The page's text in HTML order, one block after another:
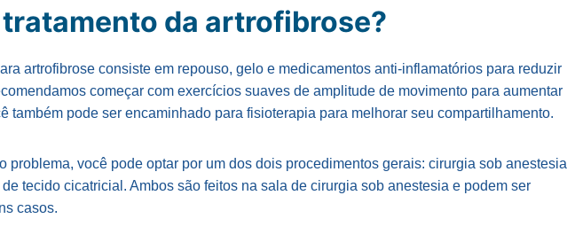
tratamento da artrofibrose?
artrofibrose consiste em repouso, gelo e medicamentos anti-inflamatórios para reduzir
começar com exercícios suaves de amplitude de movimento para aumentar
também pode ser encaminhado para fisioterapia para melhorar seu compartilhamento.
problema, você pode optar por um dos dois procedimentos gerais: cirurgia sob anestesia
tecido cicatricial. Ambos são feitos na sala de cirurgia sob anestesia e podem ser
casos.